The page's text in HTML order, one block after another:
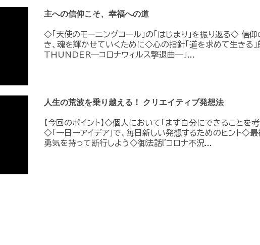
主への信仰こそ、幸福への道
◇「天使のモーニングコール」の「はじまり」を振り返る◇ 信
き、魂を輝かせていくために◇心の指針「道を求めて生きる
THUNDER―コロナウィルス撃退曲―」...
人生の荒波を乗り越える！ クリエイティブ発想法
【今回のポイント】◇個人において「まず自分にできることを
◇「一日一アイデア」で、毎日新しい発想するためのヒント◇最
勇気を持って断行しよう◇御法話『コロナ不況...